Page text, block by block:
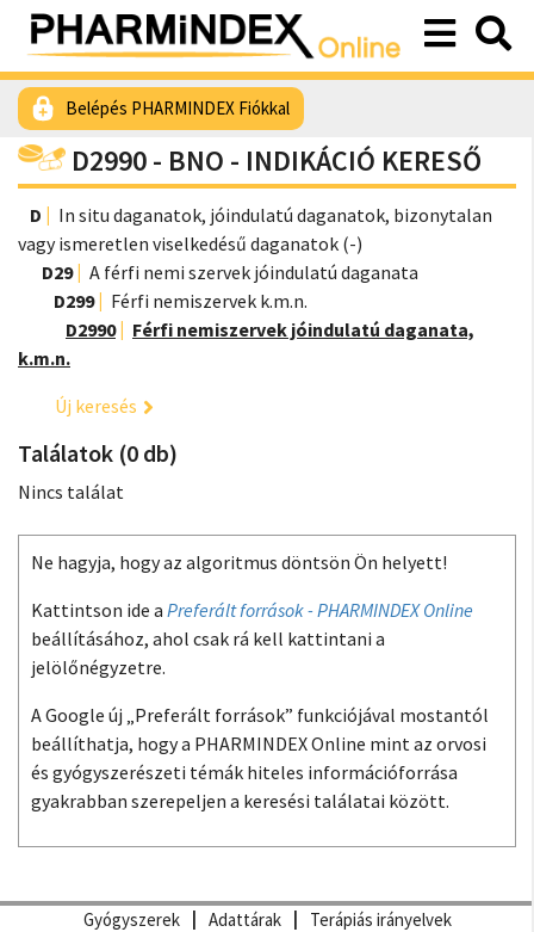
Belépés PHARMINDEX Fiókkal
D2990 - BNO - INDIKÁCIÓ KERESŐ
D
In situ daganatok, jóindulatú daganatok, bizonytalan
vagy ismeretlen viselkedésű daganatok (-)
D29
A férfi nemi szervek jóindulatú daganata
D299
Férfi nemiszervek k.m.n.
D2990
Férfi nemiszervek jóindulatú daganata,
k.m.n.
Új keresés
Találatok (0 db)
Nincs találat
Ne hagyja, hogy az algoritmus döntsön Ön helyett!
Kattintson ide a Preferált források - PHARMINDEX Online
beállításához, ahol csak rá kell kattintani a
jelölőnégyzetre.
A Google új „Preferált források” funkciójával mostantól
beállíthatja, hogy a PHARMINDEX Online mint az orvosi
és gyógyszerészeti témák hiteles információforrása
gyakrabban szerepeljen a keresési találatai között.
Gyógyszerek Adattárak
Terápiás irányelvek